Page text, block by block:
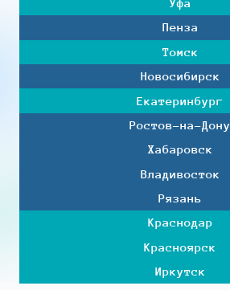
Уфа
Пенза
Томск
Новосибирск
Екатеринбург
Ростов-на-Дону
Хабаровск
Владивосток
Рязань
Краснодар
Красноярск
Иркутск